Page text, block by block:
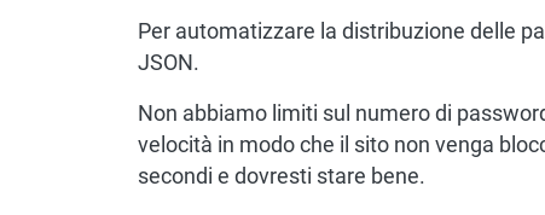
Per automatizzare la distribuzione delle
JSON.
Non abbiamo limiti sul numero di
velocità in modo che il sito non venga
secondi e dovresti stare bene.